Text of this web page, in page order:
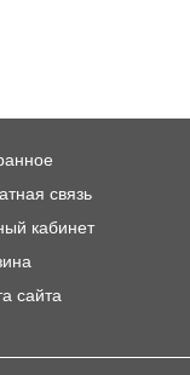
связь
кабинет
сайта